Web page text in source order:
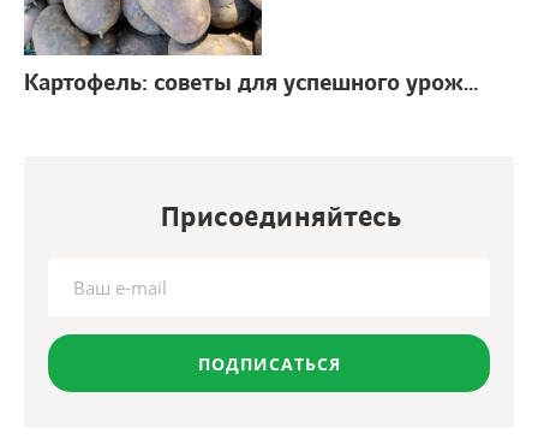
Картофель: советы для успешного урожая
Присоединяйтесь
ПОДПИСАТЬСЯ